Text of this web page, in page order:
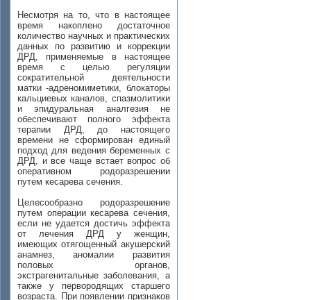
Несмотря на то, что в настоящее
время накоплено достаточное
количество научных и практических
данных по развитию и коррекции
ДРД, применяемые в настоящее
время с целью регуляции
сократительной деятельности
матки -адреномиметики, блокаторы
кальциевых каналов, спазмолитики
и эпидуральная аналгезия не
обеспечивают полного эффекта
терапии ДРД, до настоящего
времени не сформирован единый
подход для ведения беременных с
ДРД, и все чаще встает вопрос об
оперативном родоразрешении
путем кесарева сечения.
Целесообразно родоразрешение
путем операции кесарева сечения,
если не удается достичь эффекта
от лечения ДРД у женщин,
имеющих отягощенный акушерский
анамнез, аномалии развития
половых органов,
экстрагенитальные заболевания, а
также у первородящих старшего
возраста. При появлении признаков